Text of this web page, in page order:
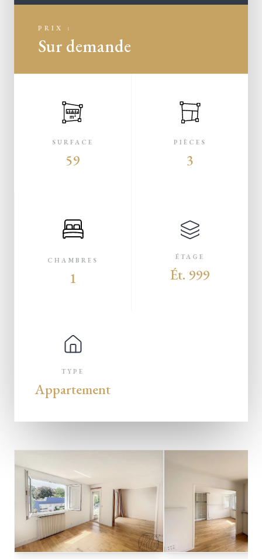
PRIX :
Sur demande
m²
SURFACE
59
PIÈCES
3
CHAMBRES
1
ÉTAGE
Ét. 999
TYPE
Appartement